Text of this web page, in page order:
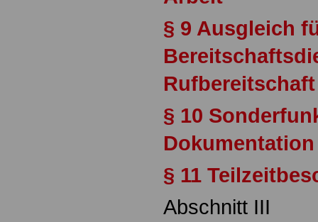
§ 9 Ausgleich
Rufbereitschaft
§ 10
Dokumentation
§ 11
Abschnitt III